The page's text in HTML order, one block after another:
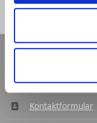
Kontaktformular